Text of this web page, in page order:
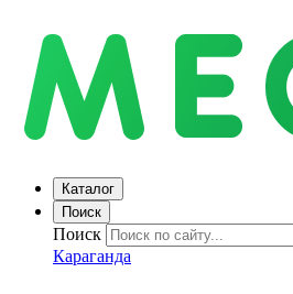
Каталог
Поиск
Поиск
Караганда